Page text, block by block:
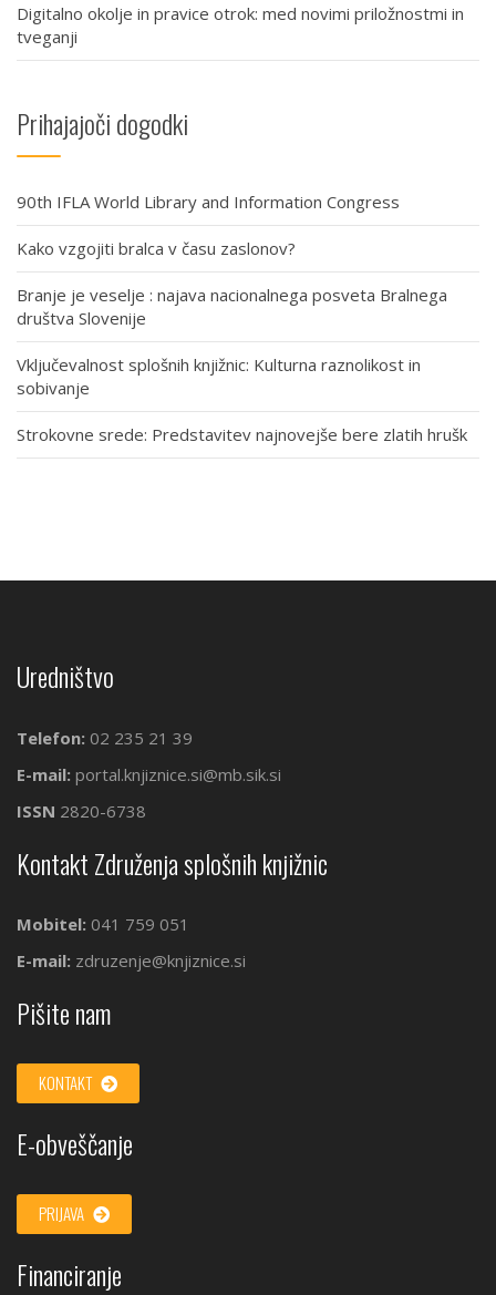
Digitalno okolje in pravice otrok: med novimi priložnostmi in
tveganji
Prihajajoči dogodki
90th IFLA World Library and Information Congress
Kako vzgojiti bralca v času zaslonov?
Branje je veselje : najava nacionalnega posveta Bralnega
društva Slovenije
Vključevalnost splošnih knjižnic: Kulturna raznolikost in
sobivanje
Strokovne srede: Predstavitev najnovejše bere zlatih hrušk
Uredništvo
Telefon: 02 235 21 39
E-mail: portal.knjiznice.si@mb.sik.si
ISSN 2820-6738
Kontakt Združenja splošnih knjižnic
Mobitel: 041 759 051
E-mail: zdruzenje@knjiznice.si
Pišite nam
KONTAKT
E-obveščanje
PRIJAVA
Financiranje